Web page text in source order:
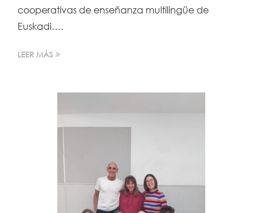
cooperativas de enseñanza multilingüe de
Euskadi….
LEER MÁS